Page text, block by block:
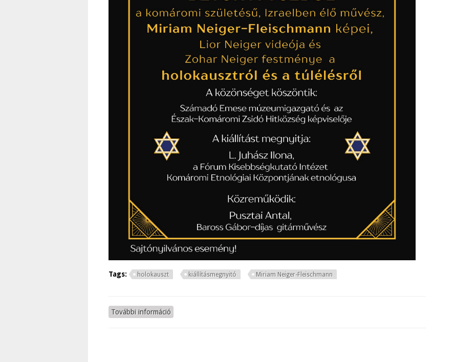
Tags: holokauszt kiállításmegnyitó Miriam Neiger-Fleischmann
További információ